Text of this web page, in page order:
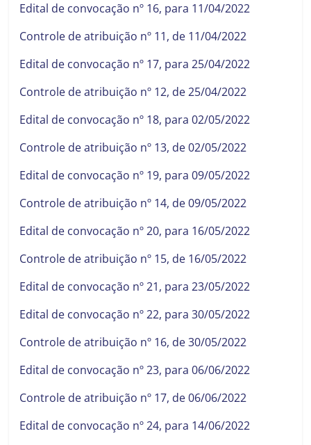
Edital de convocação nº 16, para 11/04/2022
Controle de atribuição nº 11, de 11/04/2022
Edital de convocação nº 17, para 25/04/2022
Controle de atribuição nº 12, de 25/04/2022
Edital de convocação nº 18, para 02/05/2022
Controle de atribuição nº 13, de 02/05/2022
Edital de convocação nº 19, para 09/05/2022
Controle de atribuição nº 14, de 09/05/2022
Edital de convocação nº 20, para 16/05/2022
Controle de atribuição nº 15, de 16/05/2022
Edital de convocação nº 21, para 23/05/2022
Edital de convocação nº 22, para 30/05/2022
Controle de atribuição nº 16, de 30/05/2022
Edital de convocação nº 23, para 06/06/2022
Controle de atribuição nº 17, de 06/06/2022
Edital de convocação nº 24, para 14/06/2022